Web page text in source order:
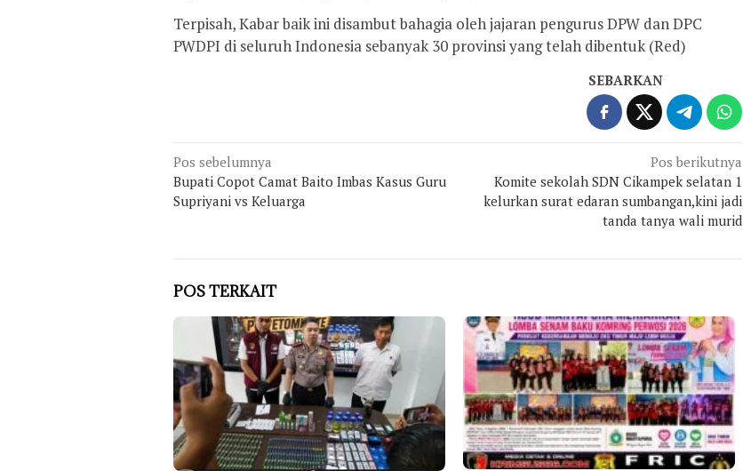
Terpisah, Kabar baik ini disambut bahagia oleh jajaran pengurus DPW dan DPC
PWDPI di seluruh Indonesia sebanyak 30 provinsi yang telah dibentuk (Red)
SEBARKAN
Navigasi
pos
Pos sebelumnya
Bupati Copot Camat Baito Imbas Kasus Guru
Supriyani vs Keluarga
Pos berikutnya
Komite sekolah SDN Cikampek selatan 1
kelurkan surat edaran sumbangan,kini jadi
tanda tanya wali murid
POS TERKAIT